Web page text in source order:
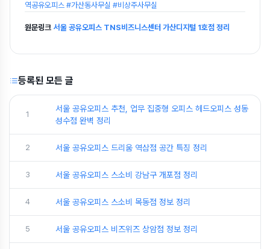
역공유오피스 #가산동사무실 #비상주사무실
원문링크 서울 공유오피스 TNS비즈니스센터 가산디지털 1호점 정리
등록된 모든 글
1
서울 공유오피스 추천, 업무 집중형 오피스 헤드오피스 성동
성수점 완벽 정리
2 서울 공유오피스 드리움 역삼점 공간 특징 정리
3 서울 공유오피스 스소비 강남구 개포점 정리
4 서울 공유오피스 스소비 목동점 정보 정리
5 서울 공유오피스 비즈위즈 상암점 정보 정리